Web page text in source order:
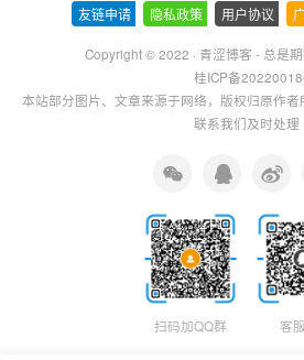
友链申请 隐私政策 用户协议
Copyright © 2022 · 青涩博客 - 总是
桂ICP备
本站部分图片、文章来源于网络，版权归原作
联系我们及时处理
扫码加QQ群 客